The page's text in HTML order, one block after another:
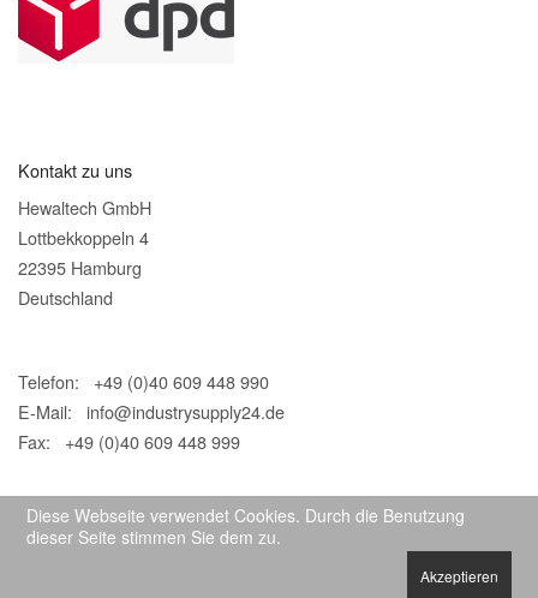
Kontakt zu uns
Hewaltech GmbH
Lottbekkoppeln 4
22395 Hamburg
Deutschland
Telefon: +49 (0)40 609 448 990
E-Mail: info@industrysupply24.de
Fax: +49 (0)40 609 448 999
Diese Webseite verwendet Cookies. Durch die Benutzung
dieser Seite stimmen Sie dem zu.
Akzeptieren